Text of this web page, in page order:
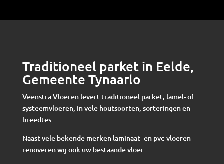
Traditioneel parket in Eelde,
Gemeente Tynaarlo
Veenstra Vloeren levert traditioneel parket, lamel- of
systeemvloeren, in vele houtsoorten, sorteringen en
breedtes.
Naast vele bekende merken laminaat- en pvc-vloeren
renoveren wij ook uw bestaande vloer.